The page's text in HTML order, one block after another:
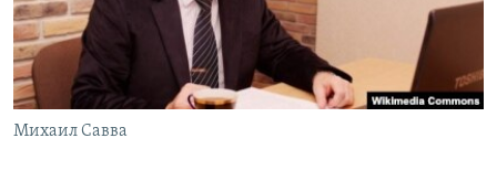
ПОБЕДИТЕЛЕЙ НЕ СУДЯТ?
КРЫМ.НЕПОКОРЕННЫЙ
ELIFBE
УКРАИНСКАЯ ПРОБЛЕМА КРЫМА
ПРИСОЕДИНЯЙТЕСЬ!
Михаил Савва